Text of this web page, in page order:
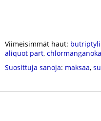
Viimeisimmät haut:
aliquot part,
Suosittuja sanoja: maksaa,